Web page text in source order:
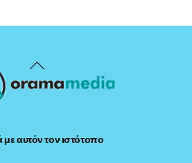
Back
To
με αυτόν τον ιστότοπο